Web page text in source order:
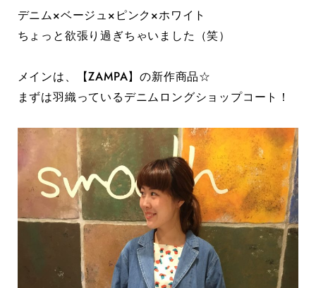
デニム×ベージュ×ピンク×ホワイト
ちょっと欲張り過ぎちゃいました（笑）
メインは、【ZAMPA】の新作商品☆
まずは羽織っているデニムロングショップコート！